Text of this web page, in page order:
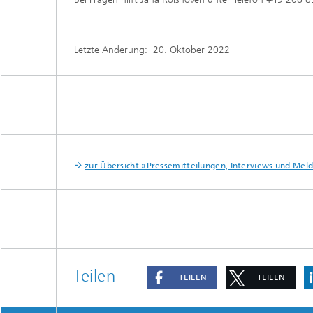
Letzte Änderung: 20. Oktober 2022
zur Übersicht »Pressemitteilungen, Interviews und
Teilen TEILEN TEILEN